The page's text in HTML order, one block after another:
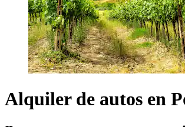
Alquiler de autos en